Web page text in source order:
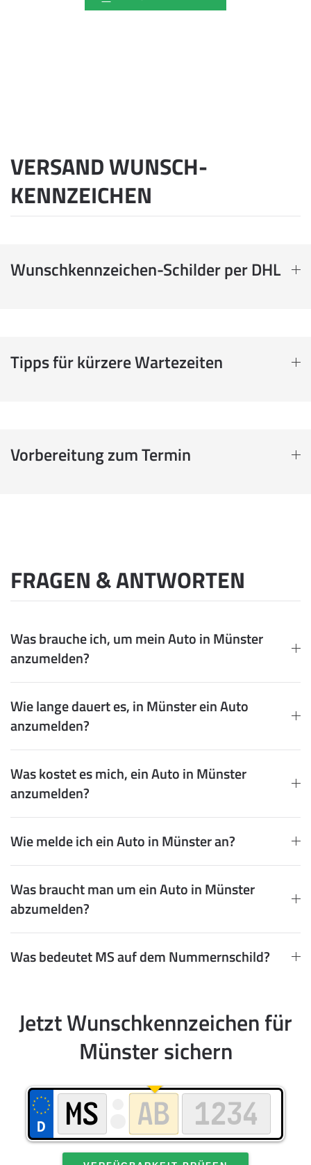
VERSAND WUNSCH­
KENNZEICHEN
Wunschkennzeichen-Schilder per DHL
Tipps für kürzere Wartezeiten
Vorbereitung zum Termin
FRAGEN & ANTWORTEN
Was brauche ich, um mein Auto in Münster
anzumelden?
Wie lange dauert es, in Münster ein Auto
anzumelden?
Was kostet es mich, ein Auto in Münster
anzumelden?
Wie melde ich ein Auto in Münster an?
Was braucht man um ein Auto in Münster
abzumelden?
Was bedeutet MS auf dem Nummernschild?
Jetzt Wunschkennzeichen für
Münster sichern